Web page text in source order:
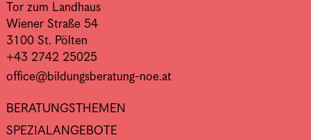
Tor zum Landhaus
Wiener Straße 54
3100 St. Pölten
+43 2742 25025
office@bildungsberatung-noe.at
BERATUNGSTHEMEN
SPEZIALANGEBOTE